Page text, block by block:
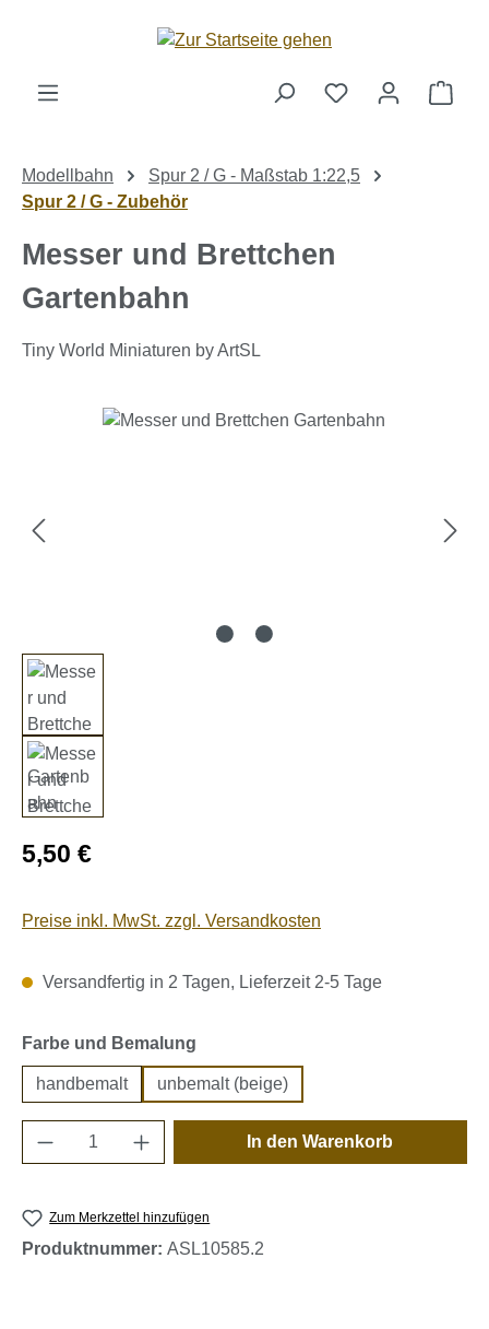
Zum Hauptinhalt springen
Modellbahn
Spur 2 / G - Maßstab 1:22,5
Spur 2 / G - Zubehör
Messer und Brettchen
Gartenbahn
Tiny World Miniaturen by ArtSL
Bildergalerie überspringen
Regulärer Preis:
5,50 €
Preise inkl. MwSt. zzgl. Versandkosten
Versandfertig in 2 Tagen, Lieferzeit 2-5 Tage
Farbe und Bemalung
handbemalt unbemalt (beige)
Produkt Anzahl: Gib den gewünschten
In den Warenkorb
Zum Merkzettel hinzufügen
Produktnummer: ASL10585.2